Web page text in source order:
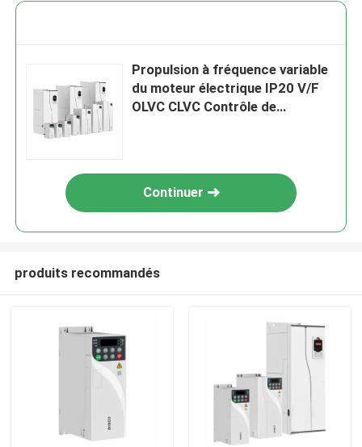
Propulsion à fréquence variable
du moteur électrique IP20 V/F
OLVC CLVC Contrôle de
Continuer
produits recommandés